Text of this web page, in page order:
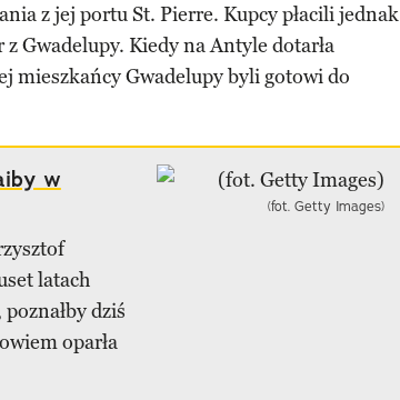
z jej portu St. Pierre. Kupcy płacili jednak
Gwadelupy. Kiedy na Antyle dotarła
mieszkańcy Gwadelupy byli gotowi do
w
latach
dziś
oparła
(fot. Getty Images)